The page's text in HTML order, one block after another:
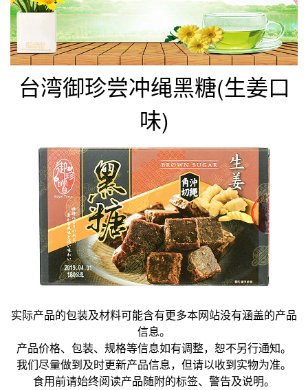
台湾御珍尝冲绳黑糖(生姜口
味)
实际产品的包装及材料可能含有更多本网站没有涵盖的产品
信息。
产品价格、包装、规格等信息如有调整，恕不另行通知。
我们尽量做到及时更新产品信息，但请以收到实物为准。
食用前请始终阅读产品随附的标签、警告及说明。